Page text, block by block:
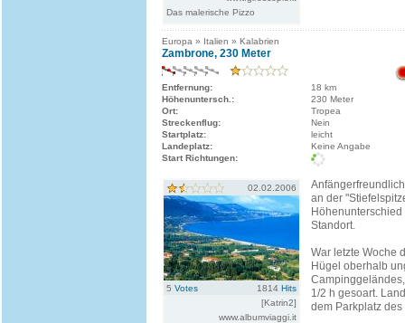
Das malerische Pizzo
Europa » Italien » Kalabrien
Zambrone, 230 Meter
Entfernung:
18 km
Höhenuntersch.:
230 Meter
Ort:
Tropea
Streckenflug:
Nein
Startplatz:
leicht
Landeplatz:
Keine Angabe
Start Richtungen:
02.02.2006
5 Votes 1814 Hits
[Katrin2]
www.albumviaggi.it
an der
Standort.
War letzte Woche
Hügel oberhalb
1/2 h gesoart.
dem Parkplatz